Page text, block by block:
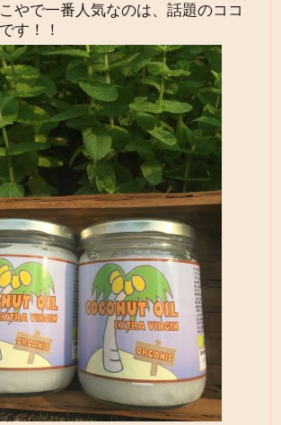
やで一番人気なのは、話題のココ
す！！